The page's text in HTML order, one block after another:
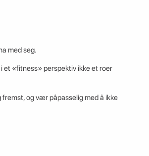
med seg.
et «fitness» perspektiv ikke et roer
og vær påpasselig med å ikke